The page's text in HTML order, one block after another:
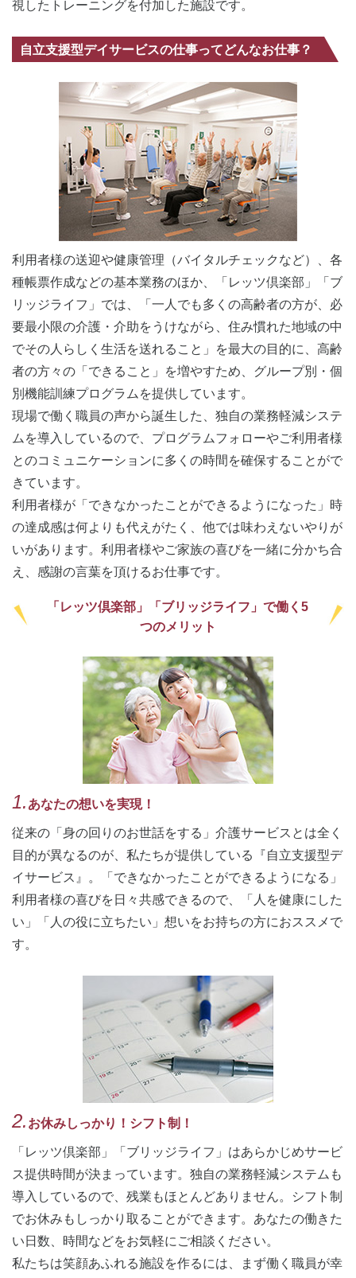
視したトレーニングを付加した施設です。
自立支援型デイサービスの仕事ってどんなお仕事？
利用者様の送迎や健康管理（バイタルチェックなど）、各
種帳票作成などの基本業務のほか、「レッツ倶楽部」「ブ
リッジライフ」では、「一人でも多くの高齢者の方が、必
要最小限の介護・介助をうけながら、住み慣れた地域の中
でその人らしく生活を送れること」を最大の目的に、高齢
者の方々の「できること」を増やすため、グループ別・個
別機能訓練プログラムを提供しています。
現場で働く職員の声から誕生した、独自の業務軽減システ
ムを導入しているので、プログラムフォローやご利用者様
とのコミュニケーションに多くの時間を確保することがで
きています。
利用者様が「できなかったことができるようになった」時
の達成感は何よりも代えがたく、他では味わえないやりが
いがあります。利用者様やご家族の喜びを一緒に分かち合
え、感謝の言葉を頂けるお仕事です。
「レッツ倶楽部」「ブリッジライフ」で働く5
つのメリット
1. あなたの想いを実現！
従来の「身の回りのお世話をする」介護サービスとは全く
目的が異なるのが、私たちが提供している『自立支援型デ
イサービス』。「できなかったことができるようになる」
利用者様の喜びを日々共感できるので、「人を健康にした
い」「人の役に立ちたい」想いをお持ちの方におススメで
す。
2. お休みしっかり！シフト制！
「レッツ倶楽部」「ブリッジライフ」はあらかじめサービ
ス提供時間が決まっています。独自の業務軽減システムも
導入しているので、残業もほとんどありません。シフト制
でお休みもしっかり取ることができます。あなたの働きた
い日数、時間などをお気軽にご相談ください。
私たちは笑顔あふれる施設を作るには、まず働く職員が幸